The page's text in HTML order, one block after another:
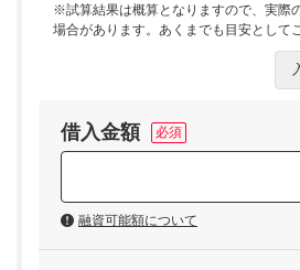
※試算結果は概算となりますので、実際
場合があります。あくまでも目安として
借入金額
融資可能額について